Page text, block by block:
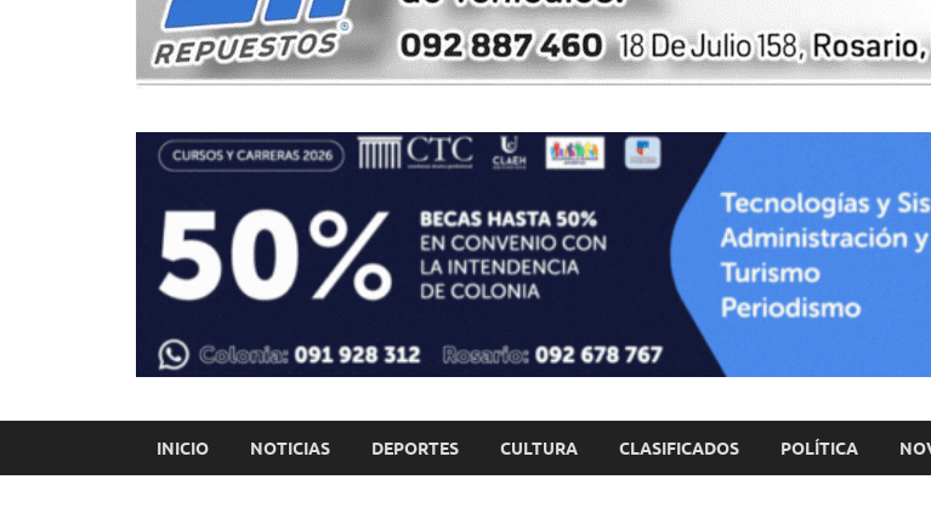
INICIO NOTICIAS DEPORTES CULTURA CLASIFICADOS POLÍTICA